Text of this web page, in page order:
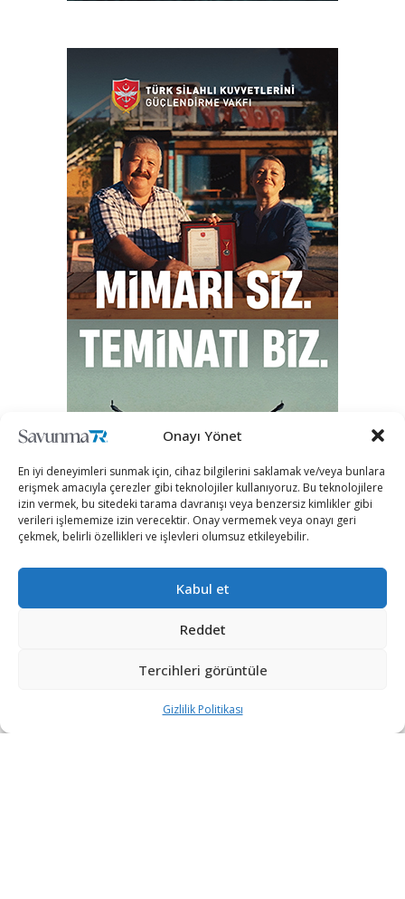
Onayı Yönet
En iyi deneyimleri sunmak için, cihaz bilgilerini saklamak ve/veya bunlara
erişmek amacıyla çerezler gibi teknolojiler kullanıyoruz. Bu teknolojilere
izin vermek, bu sitedeki tarama davranışı veya benzersiz kimlikler gibi
verileri işlememize izin verecektir. Onay vermemek veya onayı geri
çekmek, belirli özellikleri ve işlevleri olumsuz etkileyebilir.
Kabul et
Reddet
Tercihleri görüntüle
Gizlilik Politikası